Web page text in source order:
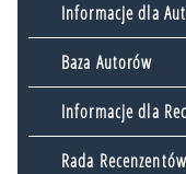
Informacje dla
Baza Autorów
Informacje dla
Rada Recenzentów